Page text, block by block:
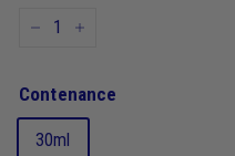
Contenance
30ml